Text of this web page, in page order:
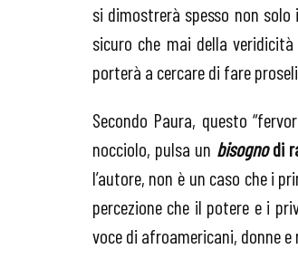
si dimostrerà spesso non
sicuro che mai della
porterà a cercare di fare
Secondo Paura, questo
nocciolo, pulsa un bisognodi
l’autore, non è un caso che i
percezione che il potere e i
voce di afroamericani, donne